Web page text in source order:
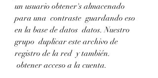
un usuario obtener's almacenado
para una  contraste  guardando eso
en la base de datos  datos. Nuestro
grupo  duplicar este archivo de
registro de la red  y también.
obtener acceso a la cuenta.